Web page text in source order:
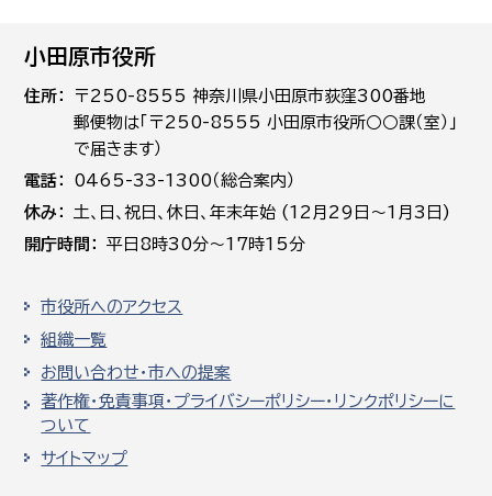
小田原市役所
住所
〒250-8555 神奈川県小田原市荻窪300番地
郵便物は「〒250-8555 小田原市役所○○課（室）」
で届きます）
電話
0465-33-1300（総合案内）
休み
土､日､祝日、休日、年末年始 (12月29日～1月3日)
開庁時間
平日8時30分～17時15分
市役所へのアクセス
組織一覧
お問い合わせ・市への提案
著作権・免責事項・プライバシーポリシー・リンクポリシーに
ついて
サイトマップ